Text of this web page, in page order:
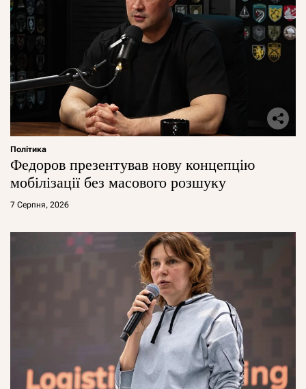
Політика
Федоров презентував нову концепцію
мобілізації без масового розшуку
7 Серпня, 2026